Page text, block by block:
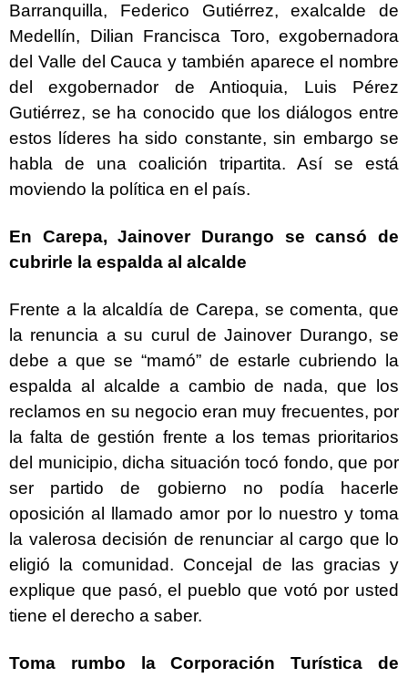
Barranquilla, Federico Gutiérrez, exalcalde de
Medellín, Dilian Francisca Toro, exgobernadora
del Valle del Cauca y también aparece el nombre
del exgobernador de Antioquia, Luis Pérez
Gutiérrez, se ha conocido que los diálogos entre
estos líderes ha sido constante, sin embargo se
habla de una coalición tripartita. Así se está
moviendo la política en el país.
En Carepa, Jainover Durango se cansó de
cubrirle la espalda al alcalde
Frente a la alcaldía de Carepa, se comenta, que
la renuncia a su curul de Jainover Durango, se
debe a que se “mamó” de estarle cubriendo la
espalda al alcalde a cambio de nada, que los
reclamos en su negocio eran muy frecuentes, por
la falta de gestión frente a los temas prioritarios
del municipio, dicha situación tocó fondo, que por
ser partido de gobierno no podía hacerle
oposición al llamado amor por lo nuestro y toma
la valerosa decisión de renunciar al cargo que lo
eligió la comunidad. Concejal de las gracias y
explique que pasó, el pueblo que votó por usted
tiene el derecho a saber.
Toma rumbo la Corporación Turística de